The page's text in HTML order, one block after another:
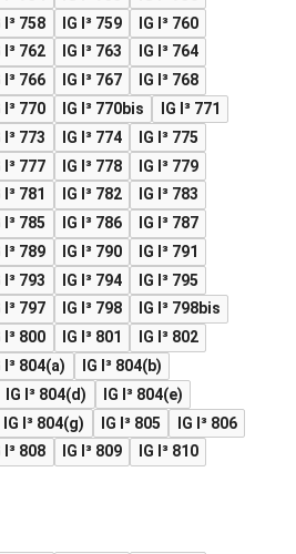
I³ 758 IG I³ 759
IG I³ 760
I³ 762 IG I³ 763
IG I³ 764
I³ 766 IG I³ 767
IG I³ 768
I³ 770 IG I³ 770bis
IG I³ 771
I³ 773 IG I³ 774
IG I³ 775
I³ 777 IG I³ 778
IG I³ 779
I³ 781 IG I³ 782
IG I³ 783
I³ 785 IG I³ 786
IG I³ 787
I³ 789 IG I³ 790
IG I³ 791
I³ 793 IG I³ 794
IG I³ 795
I³ 797 IG I³ 798
IG I³ 798bis
I³ 800 IG I³ 801
IG I³ 802
I³ 804(a)
IG I³ 804(b)
IG I³ 804(d)
IG I³ 804(e)
IG I³ 804(g) IG I³ 805
IG I³ 806
I³ 808 IG I³ 809
IG I³ 810